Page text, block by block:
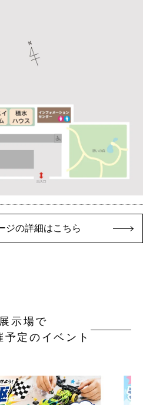
ジの詳細はこちら
示場で
予定のイベント